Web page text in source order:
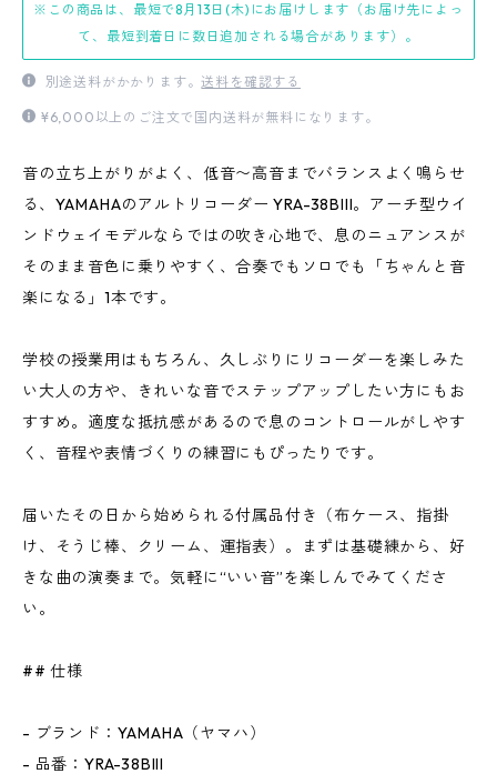
※この商品は、最短で8月13日(木)にお届けします（お届け先によっ
て、最短到着日に数日追加される場合があります）。
別途送料がかかります。送料を確認する
¥6,000以上のご注文で国内送料が無料になります。
音の立ち上がりがよく、低音〜高音までバランスよく鳴らせ
る、YAMAHAのアルトリコーダー YRA-38BIII。アーチ型ウイ
ンドウェイモデルならではの吹き心地で、息のニュアンスが
そのまま音色に乗りやすく、合奏でもソロでも「ちゃんと音
楽になる」1本です。
学校の授業用はもちろん、久しぶりにリコーダーを楽しみた
い大人の方や、きれいな音でステップアップしたい方にもお
すすめ。適度な抵抗感があるので息のコントロールがしやす
く、音程や表情づくりの練習にもぴったりです。
届いたその日から始められる付属品付き（布ケース、指掛
け、そうじ棒、クリーム、運指表）。まずは基礎練から、好
きな曲の演奏まで。気軽に“いい音”を楽しんでみてくださ
い。
## 仕様
- ブランド：YAMAHA（ヤマハ）
- 品番：YRA-38BIII